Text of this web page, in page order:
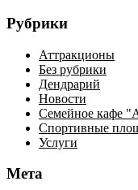
Рубрики
Аттракционы
Без рубрики
Дендрарий
Новости
Семейное кафе
Спортивные
Услуги
Мета